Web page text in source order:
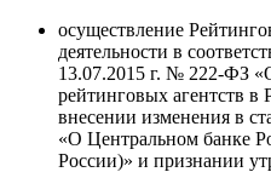
осуществление
деятельности в
13.07.2015 г. № 222-ФЗ
рейтинговых агентств
внесении изменения в
«О Центральном банке
России)» и признании